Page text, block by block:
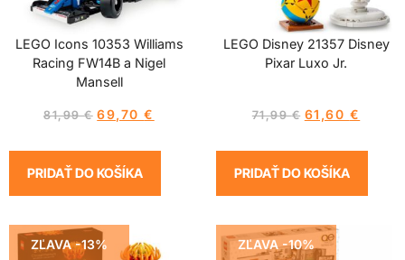
LEGO Icons 10353 Williams
Racing FW14B a Nigel
Mansell
81,99€ 69,70€
PRIDAŤ DO KOŠÍKA
LEGO Disney 21357 Disney
Pixar Luxo Jr.
71,99€ 61,60 €
PRIDAŤ DO KOŠÍKA
ZĽAVA -13% ZĽAVA -10%